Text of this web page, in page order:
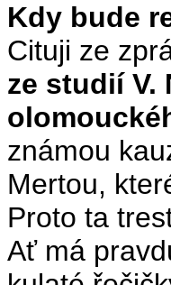
Kdy bude
Cituji ze
ze studií V.
známou
Mertou,
Proto ta
Ať má